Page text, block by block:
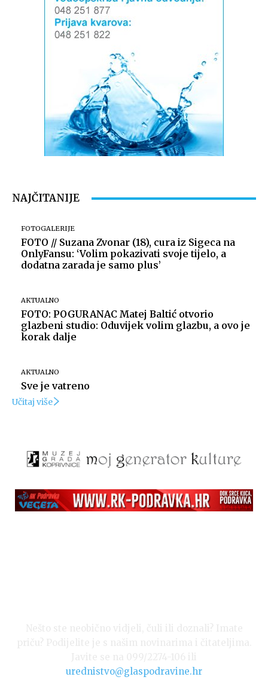
NAJČITANIJE
FOTOGALERIJE
FOTO // Suzana Zvonar (18), cura iz Sigeca na
OnlyFansu: ‘Volim pokazivati svoje tijelo, a
dodatna zarada je samo plus’
AKTUALNO
FOTO: POGURANAC Matej Baltić otvorio
glazbeni studio: Oduvijek volim glazbu, a ovo je
korak dalje
AKTUALNO
Sve je vatreno
Učitaj više
urednistvo@glaspodravine.hr